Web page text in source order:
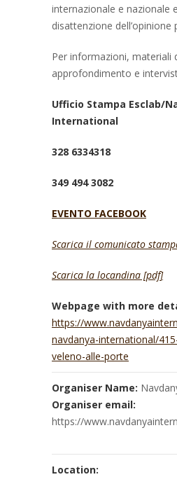
internazionale e nazionale
disattenzione dell’opinione
Per informazioni, materiali
approfondimento e
Ufficio Stampa Esclab/
International
328 6334318
349 494 3082
EVENTO FACEBOOK
Scarica il comunicato
Scarica la locandina [pdf]
Webpage with more
https://
navdanya-international/
veleno-alle-porte
Organiser Name:
Organiser email:
https://
Location: